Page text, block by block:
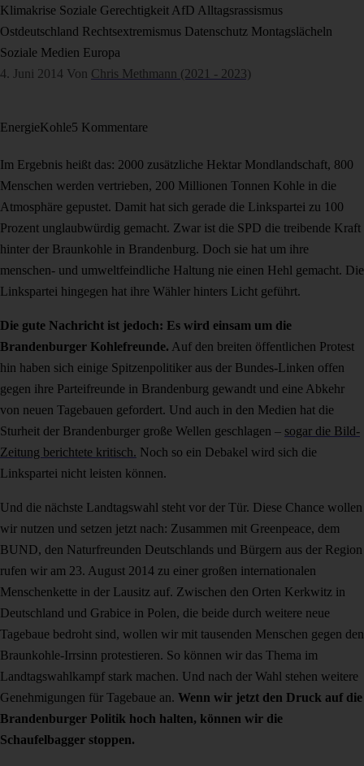
Klimakrise Soziale Gerechtigkeit AfD Alltagsrassismus
Ostdeutschland Rechtsextremismus Datenschutz Montagslächeln
Soziale Medien Europa
4. Juni 2014 Von Chris Methmann (2021 - 2023)
EnergieKohle5 Kommentare
Im Ergebnis heißt das: 2000 zusätzliche Hektar Mondlandschaft, 800
Menschen werden vertrieben, 200 Millionen Tonnen Kohle in die
Atmosphäre gepustet. Damit hat sich gerade die Linkspartei zu 100
Prozent unglaubwürdig gemacht. Zwar ist die SPD die treibende Kraft
hinter der Braunkohle in Brandenburg. Doch sie hat um ihre
menschen- und umweltfeindliche Haltung nie einen Hehl gemacht. Die
Linkspartei hingegen hat ihre Wähler hinters Licht geführt.
Die gute Nachricht ist jedoch: Es wird einsam um die
Brandenburger Kohlefreunde. Auf den breiten öffentlichen Protest
hin haben sich einige Spitzenpolitiker aus der Bundes-Linken offen
gegen ihre Parteifreunde in Brandenburg gewandt und eine Abkehr
von neuen Tagebauen gefordert. Und auch in den Medien hat die
Sturheit der Brandenburger große Wellen geschlagen – sogar die Bild-
Zeitung berichtete kritisch. Noch so ein Debakel wird sich die
Linkspartei nicht leisten können.
Und die nächste Landtagswahl steht vor der Tür. Diese Chance wollen
wir nutzen und setzen jetzt nach: Zusammen mit Greenpeace, dem
BUND, den Naturfreunden Deutschlands und Bürgern aus der Region
rufen wir am 23. August 2014 zu einer großen internationalen
Menschenkette in der Lausitz auf. Zwischen den Orten Kerkwitz in
Deutschland und Grabice in Polen, die beide durch weitere neue
Tagebaue bedroht sind, wollen wir mit tausenden Menschen gegen den
Braunkohle-Irrsinn protestieren. So können wir das Thema im
Landtagswahlkampf stark machen. Und nach der Wahl stehen weitere
Genehmigungen für Tagebaue an. Wenn wir jetzt den Druck auf die
Brandenburger Politik hoch halten, können wir die
Schaufelbagger stoppen.